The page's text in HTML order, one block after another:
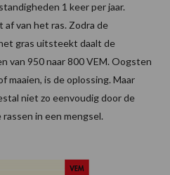
1 keer per jaar.
van het ras. Zodra de
gras uitsteekt daalt de
van 950 naar 800 VEM. Oogsten
maaien, is de oplossing. Maar
niet zo eenvoudig door de
in een mengsel.